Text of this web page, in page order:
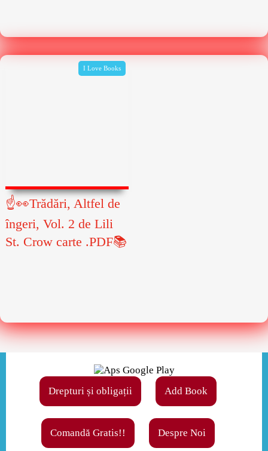
I Love Books
☝👀Trădări, Altfel de
îngeri, Vol. 2 de Lili
St. Crow carte .PDF📚
Drepturi și obligații Add Book
Comandă Gratis!! Despre Noi